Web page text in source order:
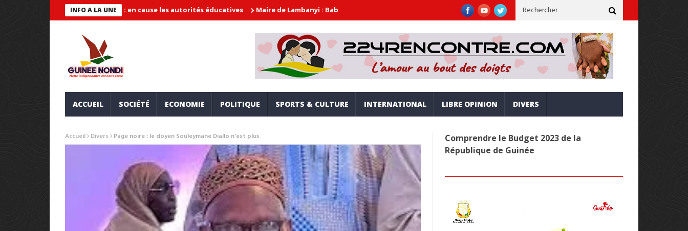
INFO A LA UNE
« systémique » et met en cause les autorités éducatives Maire de Lambanyi : Baba Alimou Barry promet une gouvernance moderne, inclusive et alignée sur la vision Simandou 2040
ACCUEIL SOCIÉTÉ ECONOMIE POLITIQUE SPORTS & CULTURE INTERNATIONAL LIBRE OPINION DIVERS
Accueil Divers Page noire : le doyen Souleymane Diallo n’est plus
Comprendre le Budget 2023 de la
République de Guinée